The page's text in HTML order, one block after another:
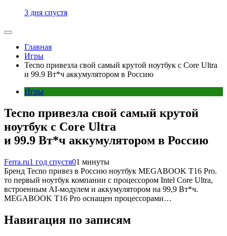
3 дня спустя
Главная
Игры
Tecno привезла свой самый крутой ноутбук с Core Ultra
и 99.9 Вт*ч аккумулятором в Россию
Игры
Tecno привезла свой самый крутой
ноутбук с Core Ultra
и 99.9 Вт*ч аккумулятором в Россию
Ferra.ru1 год спустя01 минуты
Бренд Tecno привез в Россию ноутбук MEGABOOK T16 Pro.
то первый ноутбук компании с процессором Intel Core Ultra,
встроенным AI-модулем и аккумулятором на 99,9 Вт*ч.
MEGABOOK T16 Pro оснащен процессорами…
Навигация по записям